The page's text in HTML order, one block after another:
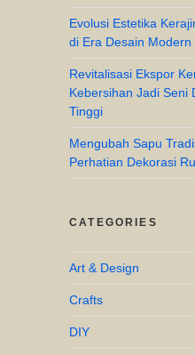
Evolusi Estetika
di Era Desain Modern
Revitalisasi Ekspor
Kebersihan Jadi Seni
Tinggi
Mengubah Sapu
Perhatian Dekorasi
CATEGORIES
Art & Design
Crafts
DIY